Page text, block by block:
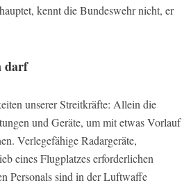
kennt die Bundeswehr nicht, er
darf
unserer Streitkräfte: Allein die
und Geräte, um mit etwas Vorlauf
Verlegefähige Radargeräte,
eines Flugplatzes erforderlichen
Personals sind in der Luftwaffe